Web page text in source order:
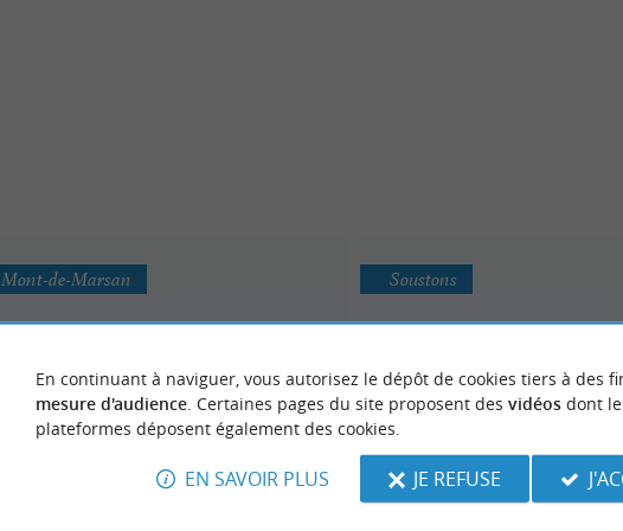
Stade Montois Rugby Association
Mont-de-Marsan
Coaching Préparation
Salles de sport / Remise en
Soustons
En continuant à naviguer, vous autorisez le dépôt de cookies tiers à des
mesure d'audience. Certaines pages du site proposent des vidéosdont
plateformes déposent également des cookies.
EN SAVOIR PLUS JE REFUSE